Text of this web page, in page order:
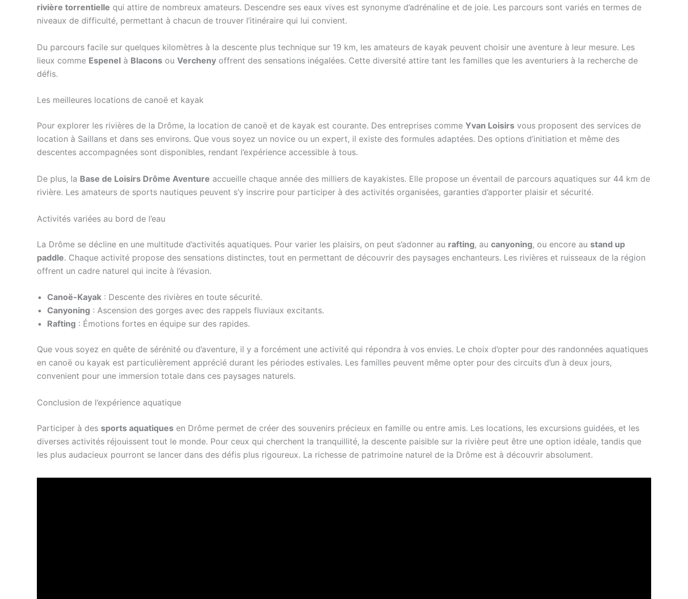
rivière torrentielle qui attire de nombreux amateurs. Descendre ses eaux vives est synonyme d’adrénaline et de joie. Les parcours sont variés en termes de
niveaux de difficulté, permettant à chacun de trouver l’itinéraire qui lui convient.
Du parcours facile sur quelques kilomètres à la descente plus technique sur 19 km, les amateurs de kayak peuvent choisir une aventure à leur mesure. Les
lieux comme Espenel à Blacons ou Vercheny offrent des sensations inégalées. Cette diversité attire tant les familles que les aventuriers à la recherche de
défis.
Les meilleures locations de canoë et kayak
Pour explorer les rivières de la Drôme, la location de canoë et de kayak est courante. Des entreprises comme Yvan Loisirs vous proposent des services de
location à Saillans et dans ses environs. Que vous soyez un novice ou un expert, il existe des formules adaptées. Des options d’initiation et même des
descentes accompagnées sont disponibles, rendant l’expérience accessible à tous.
De plus, la Base de Loisirs Drôme Aventure accueille chaque année des milliers de kayakistes. Elle propose un éventail de parcours aquatiques sur 44 km de
rivière. Les amateurs de sports nautiques peuvent s’y inscrire pour participer à des activités organisées, garanties d’apporter plaisir et sécurité.
Activités variées au bord de l’eau
La Drôme se décline en une multitude d’activités aquatiques. Pour varier les plaisirs, on peut s’adonner au rafting, au canyoning, ou encore au stand up
paddle. Chaque activité propose des sensations distinctes, tout en permettant de découvrir des paysages enchanteurs. Les rivières et ruisseaux de la région
offrent un cadre naturel qui incite à l’évasion.
Canoë-Kayak : Descente des rivières en toute sécurité.
Canyoning : Ascension des gorges avec des rappels fluviaux excitants.
Rafting : Émotions fortes en équipe sur des rapides.
Que vous soyez en quête de sérénité ou d’aventure, il y a forcément une activité qui répondra à vos envies. Le choix d’opter pour des randonnées aquatiques
en canoë ou kayak est particulièrement apprécié durant les périodes estivales. Les familles peuvent même opter pour des circuits d’un à deux jours,
convenient pour une immersion totale dans ces paysages naturels.
Conclusion de l’expérience aquatique
Participer à des sports aquatiques en Drôme permet de créer des souvenirs précieux en famille ou entre amis. Les locations, les excursions guidées, et les
diverses activités réjouissent tout le monde. Pour ceux qui cherchent la tranquillité, la descente paisible sur la rivière peut être une option idéale, tandis que
les plus audacieux pourront se lancer dans des défis plus rigoureux. La richesse de patrimoine naturel de la Drôme est à découvrir absolument.